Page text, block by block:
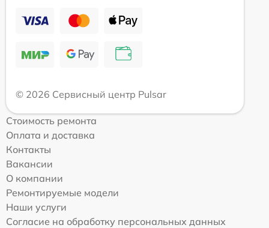
© 2026 Сервисный центр Pulsar
Стоимость ремонта
Оплата и доставка
Контакты
Вакансии
О компании
Ремонтируемые модели
Наши услуги
Согласие на обработку персональных данных